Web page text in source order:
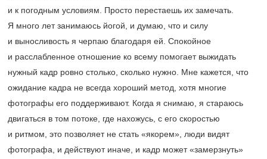
и к погодным условиям. Просто перестаешь их замечать.
Я много лет занимаюсь йогой, и думаю, что и силу
и выносливость я черпаю благодаря ей. Спокойное
и расслабленное отношение ко всему помогает выжидать
нужный кадр ровно столько, сколько нужно. Мне кажется, что
ожидание кадра не всегда хороший метод, хотя многие
фотографы его поддерживают. Когда я снимаю, я стараюсь
двигаться в том потоке, где нахожусь, с его скоростью
и ритмом, это позволяет не стать «якорем», люди видят
фотографа, и действуют иначе, и кадр может «замерзнуть»